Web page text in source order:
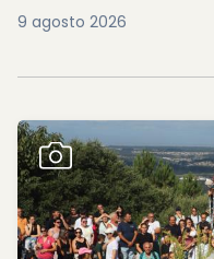
9 agosto 2026